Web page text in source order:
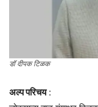
डॉ दीपक टिळक
अल्प परिचय: